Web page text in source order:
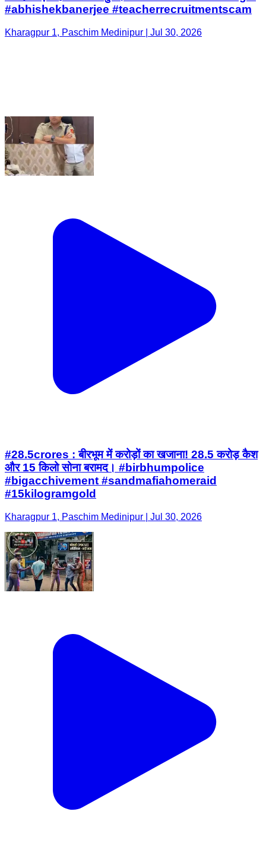
#abhishekbanerjee #teacherrecruitmentscam
Kharagpur 1, Paschim Medinipur | Jul 30, 2026
#28.5crores : बीरभूम में करोड़ों का खजाना! 28.5 करोड़ कैश
Kharagpur 1, Paschim Medinipur | Jul 30, 2026
छात्रा का वीडियो वायरल करने वालों पर होगी सख्त कार्रवाई,
खड़गपुर टाउन पुलिस का बड़ा फैसला खड़गपुर : सोशल मीडिया पर